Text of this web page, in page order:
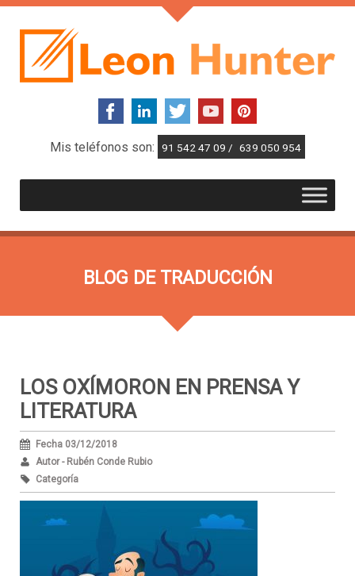
Mis teléfonos son: 91 542 47 09 / 639 050 954
BLOG DE TRADUCCIÓN
LOS OXÍMORON EN PRENSA Y
LITERATURA
Fecha 03/12/2018
Autor - Rubén Conde Rubio
Categoría